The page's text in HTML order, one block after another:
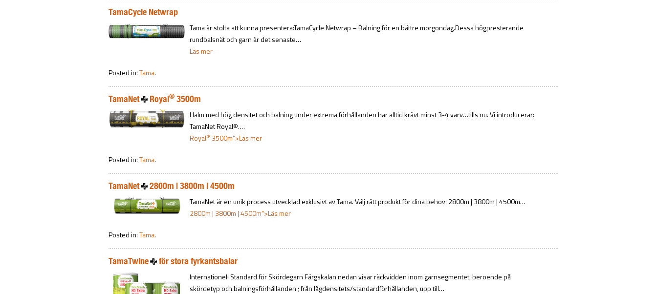
TamaCycle Netwrap
Tama är stolta att kunna presentera:TamaCycle Netwrap – Balning för en bättre morgondag.Dessa högpresterande
rundbalsnät och garn är det senaste…
Läs mer
Posted in:Tama.
TamaNet Royal® 3500m
Halm med hög densitet och balning under extrema förhållanden har alltid krävt minst 3-4 varv…tills nu. Vi introducerar:
TamaNet Royal®.…
Royal® 3500m”>Läs mer
Posted in:Tama.
TamaNet
2800m | 3800m | 4500m
TamaNet är en unik process utvecklad exklusivt av Tama. Välj rätt produkt för dina behov: 2800m | 3800m | 4500m…
2800m | 3800m | 4500m”>Läs mer
Posted in:Tama.
TamaTwine
för stora fyrkantsbalar
Internationell Standard för Skördegarn Färgskalan nedan visar räckvidden inom garnsegmentet, beroende på
skördetyp och balningsförhållanden ; från lågdensitets/standardförhållanden, upp till…